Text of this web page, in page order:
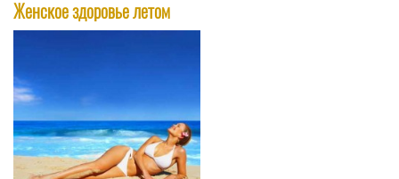
Женское здоровье летом